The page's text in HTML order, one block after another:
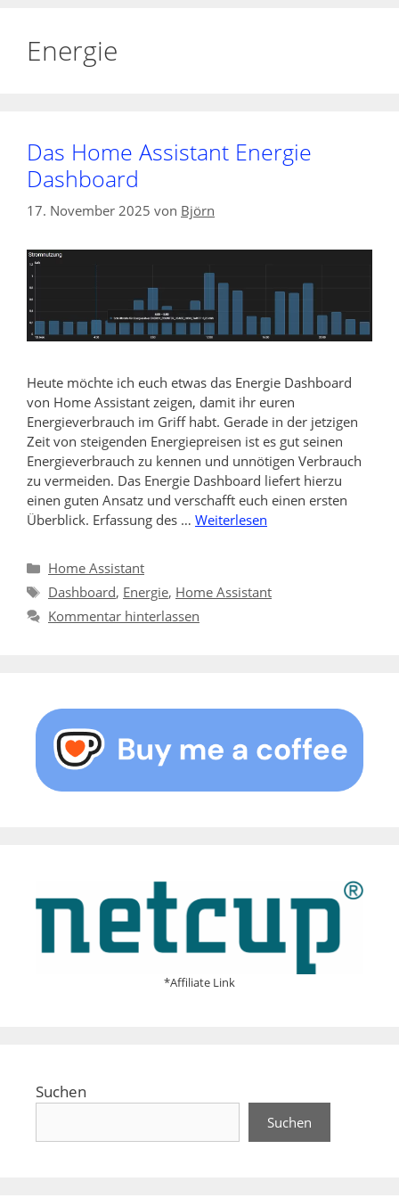
Energie
Das Home Assistant Energie
Dashboard
17. November 2025 von Björn
Heute möchte ich euch etwas das Energie Dashboard
von Home Assistant zeigen, damit ihr euren
Energieverbrauch im Griff habt. Gerade in der jetzigen
Zeit von steigenden Energiepreisen ist es gut seinen
Energieverbrauch zu kennen und unnötigen Verbrauch
zu vermeiden. Das Energie Dashboard liefert hierzu
einen guten Ansatz und verschafft euch einen ersten
Überblick. Erfassung des … Weiterlesen
Kategorien
Home Assistant
Schlagwörter
Dashboard, Energie, Home Assistant
Kommentar hinterlassen
*Affiliate Link
Suchen
Suchen